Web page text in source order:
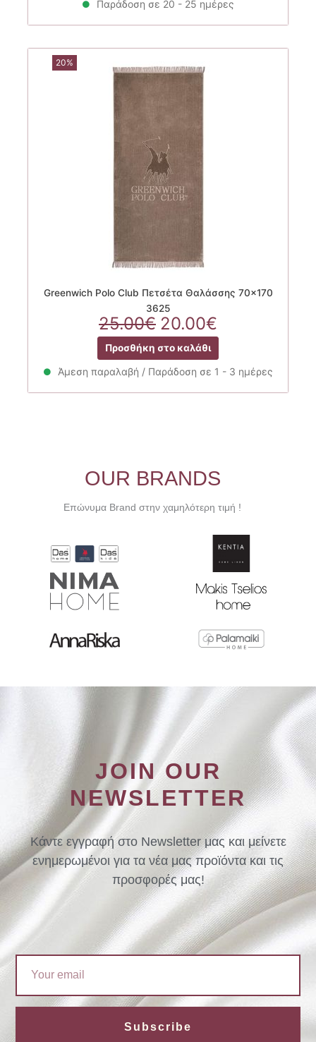
Παράδοση σε 20 - 25 ημέρες
20%
Greenwich Polo Club Πετσέτα Θαλάσσης 70×170
3625
25.00€ Original
price
was:
25.00€.
20.00€
τρέχουσα
τιμή
είναι:
Προσθήκη στο καλάθι
Άμεση παραλαβή / Παράδοση σε 1 - 3 ημέρες
OUR BRANDS
Επώνυμα Brand στην χαμηλότερη τιμή !
JOIN OUR
NEWSLETTER
Κάντε εγγραφή στο Newsletter μας και μείνετε
ενημερωμένοι για τα νέα μας προϊόντα και τις
προσφορές μας!
Subscribe